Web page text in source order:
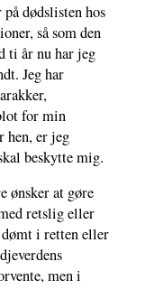
dødslisten hos
så som den
ti år nu har jeg
Jeg har
for min
hen, er jeg
beskytte mig.
ønsker at gøre
retslig eller
i retten eller
men i